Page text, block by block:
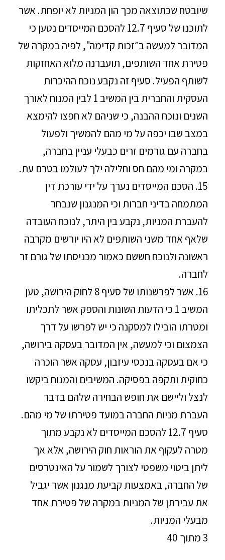
שיובטח שכתוצאה מכך הון המניות לא יופחת. אשר
לתוכנו של סעיף 12.7 להסכם המייסדים נטען כי
המדובר למעשה ב״זכות קדימה", לפיה במקרה של
פטירת אחד השותפים, תועברנה מלוא האחזקות
לשותף הפעיל. סעיף זה נקבע נוכח ההיכרות
העסקית והחברית בין המשיב 1 לבין המנוח לאורך
השנים ונוכח ההבנה, כי שניהם לא חפצו להימצא
במצב שבו יכפה על מי מהם להמשיך ולפעול
בחברה עם גורמים זרים כבעלי עניין בחברה,
במקרה ומי מהם חס וחלילה ילך לעולמו בטרם עת.
15. הסכם המייסדים נערך על ידי עורכת דין
המתמחה בדיני חברות וכי המנגנון שנבחר
להעברת המניות, נקבע בין היתר, לנוכח העובדה
שלאף אחד משני השותפים לא היו יורשים מקרבה
ראשונה ולנוכח חששם כאמור מכניסתו של גורם זר
לחברה.
16. אשר לפרשנותו של סעיף 8 לחוק הירושה, טען
המשיב 1 כי הדעות השונות והספק אשר לתכליתו
ומטרתו הובילו למסקנה כי יש לפרשו על דרך
הצמצום וכי למעשה, אין המדובר בעסקה בירושה,
כי אם בעסקה בנכסי עיזבון, עסקה אשר הוכרה
כחוקית ותקפה בפסיקה. המשיבים והמנוח ביקשו
לנצל וליישם את חופש הבחירה שלהם בדבר
העברת מניות החברה במועד פטירתו של מי מהם.
סעיף 12.7 להסכם המייסדים לא נקבע מתוך
מטרה לעקוף את הוראות חוק הירושה, אלא אך
ליתן ביטוי משפטי לצורך לשמור על האינטרסים
של החברה, באמצעות קביעת מנגנון אשר יגביל
את עבירתן של המניות במקרה של פטירת אחד
מבעלי המניות.
3 מתוך 40